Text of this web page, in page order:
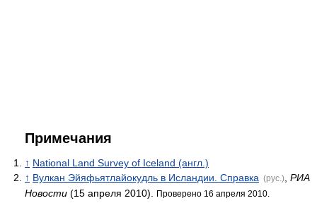
Примечания
↑ National Land Survey of Iceland (англ.)
↑ Вулкан Эйяфьятлайокудль в Исландии. Справка (рус.) ,РИА
Новости (15 апреля 2010). Проверено 16 апреля 2010.